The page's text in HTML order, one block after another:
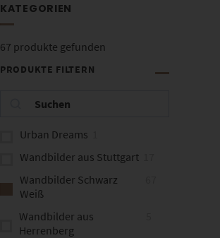
KATEGORIEN
67 produkte gefunden
PRODUKTE FILTERN
Urban Dreams
Wandbilder aus Stuttgart
Wandbilder Schwarz
Weiß
Wandbilder aus
Herrenberg